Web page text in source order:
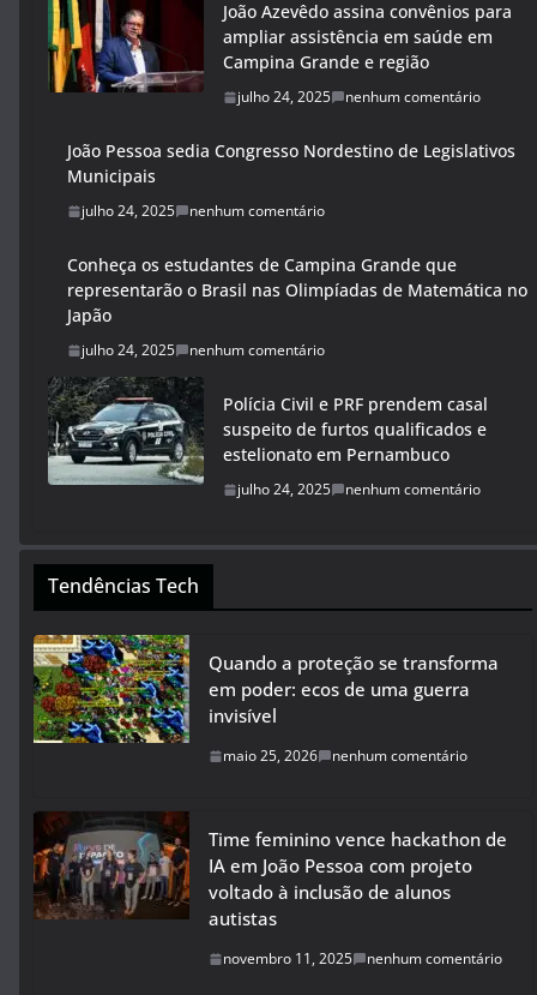
João Azevêdo assina convênios para
ampliar assistência em saúde em
Campina Grande e região
julho 24, 2025 nenhum comentário
João Pessoa sedia Congresso Nordestino de Legislativos
Municipais
julho 24, 2025 nenhum comentário
Conheça os estudantes de Campina Grande que
representarão o Brasil nas Olimpíadas de Matemática no
Japão
julho 24, 2025 nenhum comentário
Polícia Civil e PRF prendem casal
suspeito de furtos qualificados e
estelionato em Pernambuco
julho 24, 2025 nenhum comentário
Tendências Tech
Quando a proteção se transforma
em poder: ecos de uma guerra
invisível
maio 25, 2026 nenhum comentário
Time feminino vence hackathon de
IA em João Pessoa com projeto
voltado à inclusão de alunos
autistas
novembro 11, 2025 nenhum comentário